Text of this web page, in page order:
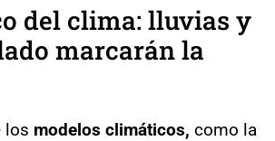
del clima: lluvias y
marcarán la
los modelos climáticos, como la